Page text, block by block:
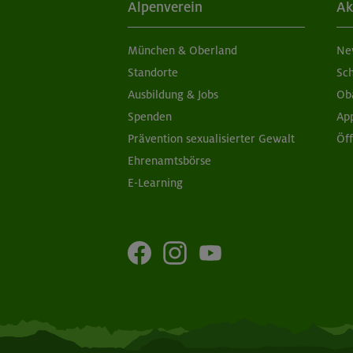
Alpenverein
München & Oberland
Standorte
Ausbildung & Jobs
Spenden
Prävention sexualisierter Gewalt
Ehrenamtsbörse
E-Learning